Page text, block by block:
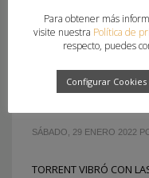
PUERTO
UD-BM MARNI B
SÁBADO, 29 ENERO 2022
TORRENT VIBRÓ CON
Para obtener más
visite nuestra Política de
respecto, puedes
Configurar Cookies